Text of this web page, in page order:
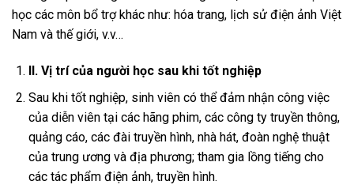
học các môn bổ trợ khác như: hóa trang, lịch sử điện ảnh Việt
Nam và thế giới, v.v…
II. Vị trí của người học sau khi tốt nghiệp
Sau khi tốt nghiệp, sinh viên có thể đảm nhận công việc
của diễn viên tại các hãng phim, các công ty truyền thông,
quảng cáo, các đài truyền hình, nhà hát, đoàn nghệ thuật
của trung ương và địa phương; tham gia lồng tiếng cho
các tác phẩm điện ảnh, truyền hình.